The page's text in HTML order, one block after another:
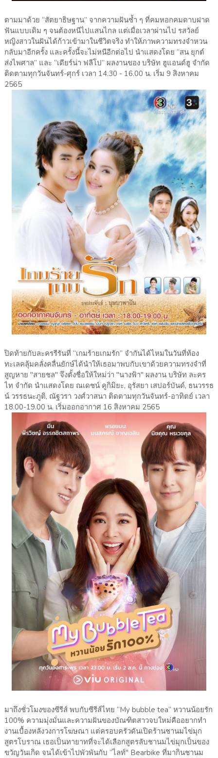
ตามมาด้วย “สัตยาธิษฐาน” จากความฝันซ้ำ ๆ ที่คมหอกคมดาบฝาด
ฟันแบบเดิม ๆ จนต้องหนีไปแสนไกล แต่เมื่อเวลาผ่านไป รสวัลย์
หญิงสาวในฝันได้ก้าวเข้ามาในชีวิตจริง ทำให้ภาพความทรงจำหวน
กลับมาอีกครั้ง และครั้งนี้จะไม่หนีอีกต่อไป นำแสดงโดย “สน ยุกต์
ส่งไพศาล” และ “เดียร์น่า ฟลีโป” ผลงานของ บริษัท ฮูแอนด์ฮู จำกัด
ติดตามทุกวันจันทร์-ศุกร์ เวลา 14.30 - 16.00 น. เริ่ม 9 สิงหาคม
2565
ปิดท้ายกับละครรีรันที่ “เกมร้ายเกมรัก” จำกันได้ไหมในวันที่ท้อง
ทะเลคลุ้มคลั่งคลื่นยักษ์ได้นำให้เธอมาพบกับเขาด้วยความทรงจำที่
สูญหาย "สายชล" จึงตั้งชื่อให้ใหม่ว่า "นางฟ้า" ผลงาน บริษัท ละคร
ไท จำกัด นำแสดงโดย ณเดชน์ คูกิมิยะ, อุรัสยา เสปอร์บันด์, ธนวรรธ
น์ วรรธนะภูติ, ณัฐวรา วงศ์วาสนา ติดตามทุกวันจันทร์-อาทิตย์ เวลา
18.00-19.00 น. เริ่มออกอากาศ 16 สิงหาคม 2565
มาถึงชั่วโมงของซีรีส์ พบกับซีรีส์ไทย “My bubble tea” หวานน้อยรัก
100% ความมุ่งมั่นและความฝันของบัณฑิตสาวจบใหม่คืออยากทํา
งานเบื้องหลังวงการโฆษณา แต่ครอบครัวดันเปิดร้านชานมไข่มุก
สูตรโบราณ เธอเป็นทายาทที่จะได้เลือกสูตรลับชานมไข่มุกเป็นของ
ขวัญวันเกิด จนได้เข้าไปพัวพันกับ “ไลท์" Bearbike ที่มากินชานม